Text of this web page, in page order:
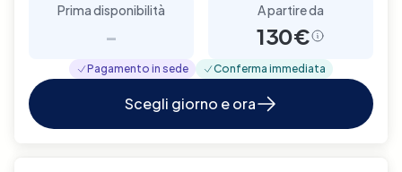
Prima disponibilità
-
A partire da
130€
Pagamento in sede Conferma immediata
Scegli giorno e ora